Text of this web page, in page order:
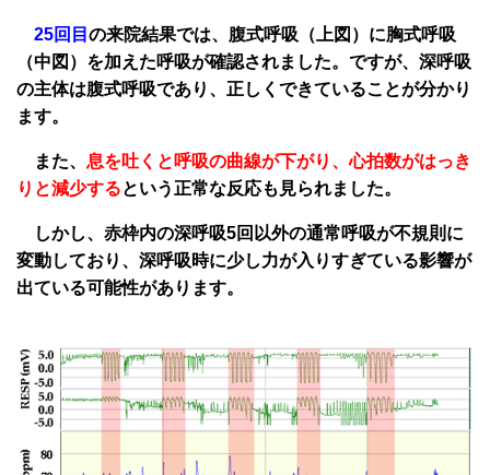
25回目 の来院結果では、腹式呼吸（上図）に胸式呼吸
（中図）を加えた呼吸が確認されました。ですが、深呼吸
の主体は腹式呼吸であり、正しくできていることが分かり
ます。
また、 息を吐くと呼吸の曲線が下がり、心拍数がはっき
りと減少するという正常な反応も見られました。
しかし、赤枠内の深呼吸5回以外の通常呼吸が不規則に
変動しており、深呼吸時に少し力が入りすぎている影響が
出ている可能性があります。